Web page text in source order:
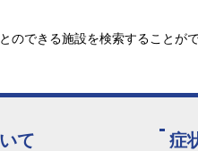
のできる施設を検索することが
て 症